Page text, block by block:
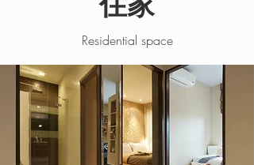
Residential space